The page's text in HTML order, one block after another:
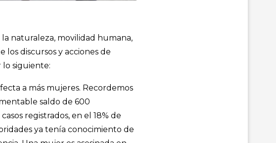
naturaleza, movilidad humana,
discursos y acciones de
lo siguiente:
a más mujeres. Recordemos
saldo de 600
registrados, en el 18% de
ya tenía conocimiento de